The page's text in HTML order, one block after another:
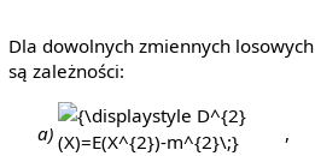
Dla dowolnych zmiennych losowych
są zależności:
a)
{\displaystyle
D^{2}
,